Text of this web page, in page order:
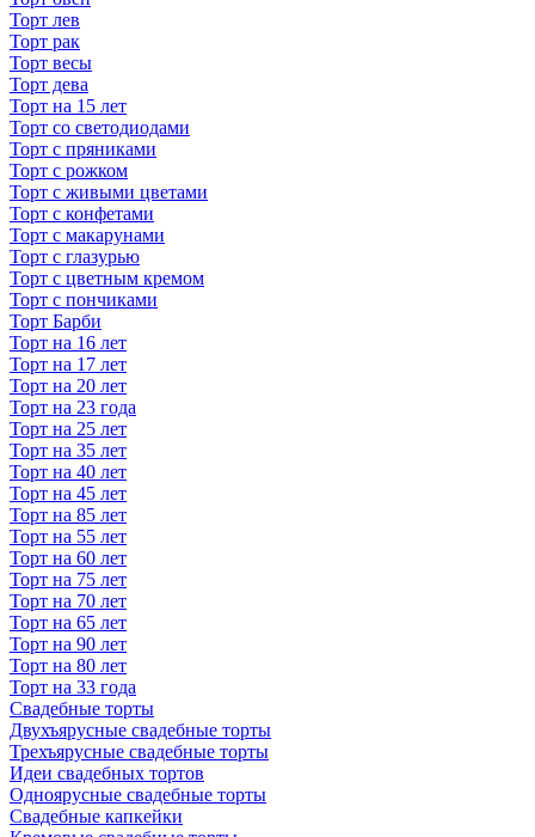
Торт лев
Торт рак
Торт весы
Торт дева
Торт на 15 лет
Торт со светодиодами
Торт с пряниками
Торт с рожком
Торт с живыми цветами
Торт с конфетами
Торт с макарунами
Торт с глазурью
Торт с цветным кремом
Торт с пончиками
Торт Барби
Торт на 16 лет
Торт на 17 лет
Торт на 20 лет
Торт на 23 года
Торт на 25 лет
Торт на 35 лет
Торт на 40 лет
Торт на 45 лет
Торт на 85 лет
Торт на 55 лет
Торт на 60 лет
Торт на 75 лет
Торт на 70 лет
Торт на 65 лет
Торт на 90 лет
Торт на 80 лет
Торт на 33 года
Свадебные торты
Двухъярусные свадебные торты
Трехъярусные свадебные торты
Идеи свадебных тортов
Одноярусные свадебные торты
Свадебные капкейки